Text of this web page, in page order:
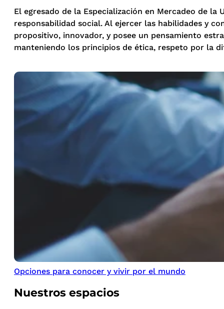
El egresado de la Especialización en Mercadeo de
responsabilidad social. Al ejercer las habilidades y
propositivo, innovador, y posee un pensamiento
manteniendo los principios de ética, respeto por la
Opciones para conocer y vivir por el mundo
Nuestros espacios